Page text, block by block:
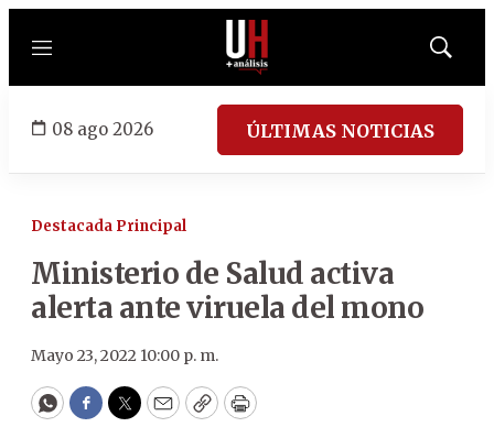
Menú
Mostrar
08 ago 2026 ÚLTIMAS NOTICIAS
Destacada Principal
Ministerio de Salud activa
alerta ante viruela del mono
Mayo 23, 2022 10:00 p. m.
WhatsApp
Facebook
Twitter
EmailCopyPrint